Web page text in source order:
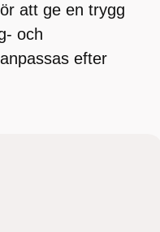
att ge en trygg
och
efter